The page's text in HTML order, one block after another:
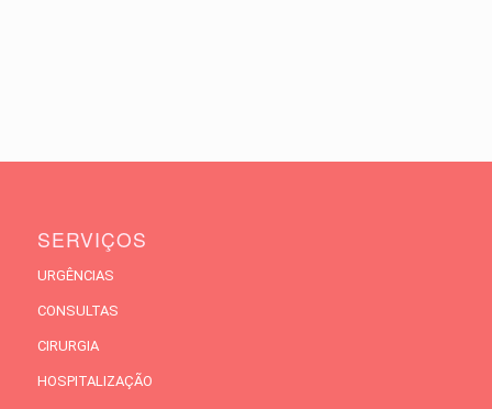
SERVIÇOS
URGÊNCIAS
CONSULTAS
CIRURGIA
HOSPITALIZAÇÃO